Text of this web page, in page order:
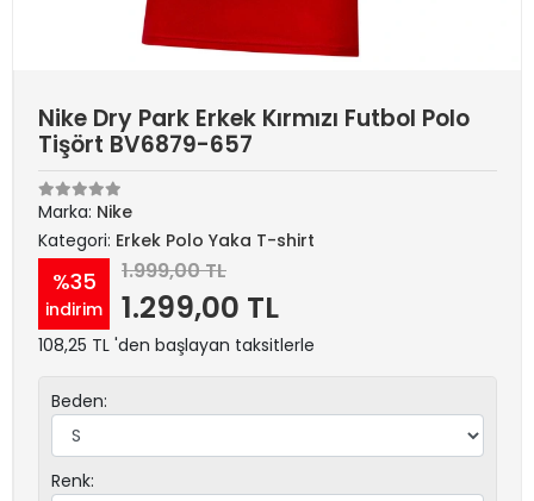
Nike Dry Park Erkek Kırmızı Futbol Polo
Tişört BV6879-657
Marka: Nike
Kategori: Erkek Polo Yaka T-shirt
%35
indirim
1.999,00 TL
1.299,00 TL
108,25 TL 'den başlayan taksitlerle
Beden:
Renk: